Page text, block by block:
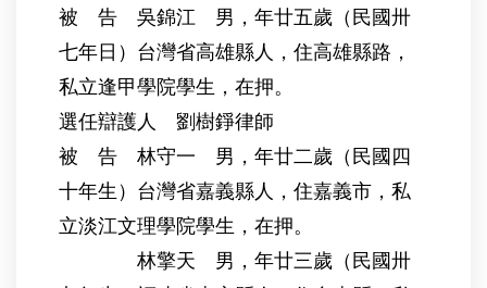
被 告 吳錦江 男，年廿五歲（民國卅
七年日）台灣省高雄縣人，住高雄縣路，
私立逢甲學院學生，在押。
選任辯護人 劉樹錚律師
被 告 林守一 男，年廿二歲（民國四
十年生）台灣省嘉義縣人，住嘉義市，私
立淡江文理學院學生，在押。
林擎天 男，年廿三歲（民國卅